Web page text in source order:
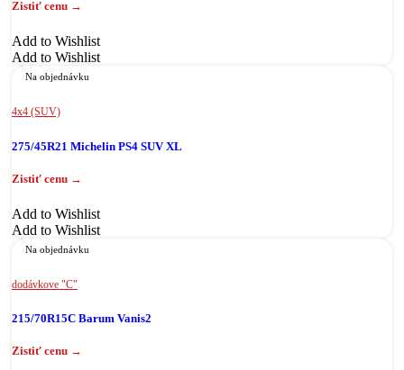
Add to Wishlist
Add to Wishlist
Na objednávku
4x4 (SUV)
275/45R21 Michelin PS4 SUV XL
Add to Wishlist
Add to Wishlist
Na objednávku
dodávkove "C"
215/70R15C Barum Vanis2